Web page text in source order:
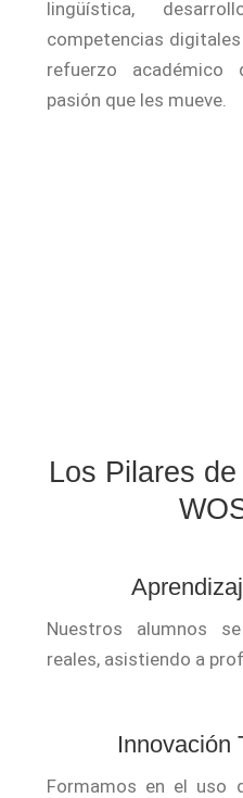
lingüística,
competencias
refuerzo
pasión que les mueve.
Los Pilares
Nuestros alumnos
reales, asistiendo a
Innovación
Formamos en el uso